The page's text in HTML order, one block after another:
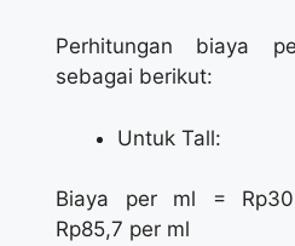
Perhitungan biaya
sebagai berikut:
Untuk Tall:
Biaya per ml =
Rp85,7 per ml